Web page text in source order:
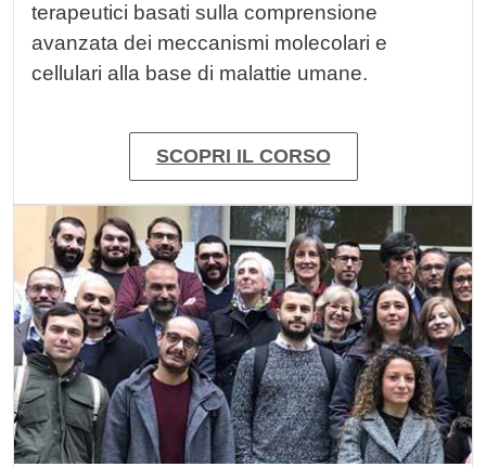
terapeutici basati sulla comprensione
avanzata dei meccanismi molecolari e
cellulari alla base di malattie umane.
SCOPRI IL CORSO
Immagine